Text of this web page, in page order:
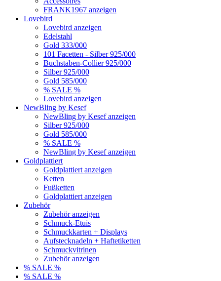
FRANK1967 anzeigen
Lovebird
Lovebird anzeigen
Edelstahl
Gold 333/000
101 Facetten - Silber 925/000
Buchstaben-Collier 925/000
Silber 925/000
Gold 585/000
% SALE %
Lovebird anzeigen
NewBling by Kesef
NewBling by Kesef anzeigen
Silber 925/000
Gold 585/000
% SALE %
NewBling by Kesef anzeigen
Goldplattiert
Goldplattiert anzeigen
Ketten
Fußketten
Goldplattiert anzeigen
Zubehör
Zubehör anzeigen
Schmuck-Etuis
Schmuckkarten + Displays
Aufstecknadeln + Haftetiketten
Schmuckvitrinen
Zubehör anzeigen
% SALE %
% SALE %